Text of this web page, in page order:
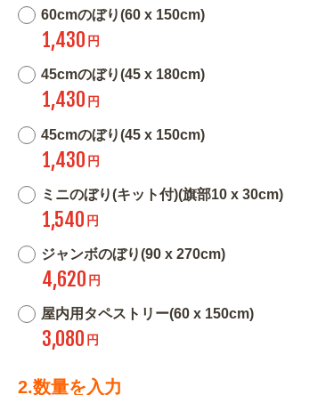
60cmのぼり(60 x 150cm)
1,430 円
45cmのぼり(45 x 180cm)
1,430 円
45cmのぼり(45 x 150cm)
1,430 円
ミニのぼり(キット付)(旗部10 x 30cm)
1,540 円
ジャンボのぼり(90 x 270cm)
4,620 円
屋内用タペストリー(60 x 150cm)
3,080 円
2.数量を入力